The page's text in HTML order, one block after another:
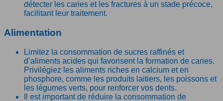
détecter les caries et les fractures à un stade précoce,
facilitant leur traitement.
Alimentation
Limitez la consommation de sucres raffinés et
d’aliments acides qui favorisent la formation de caries.
Privilégiez les aliments riches en calcium et en
phosphore, comme les produits laitiers, les poissons et
les légumes verts, pour renforcer vos dents.
Il est important de réduire la consommation de